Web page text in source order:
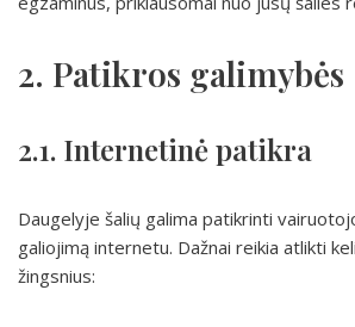
2. Patikros galimybės
2.1. Internetinė patikra
Daugelyje šalių galima patikrinti
galiojimą internetu. Dažnai reikia atlikti
žingsnius: